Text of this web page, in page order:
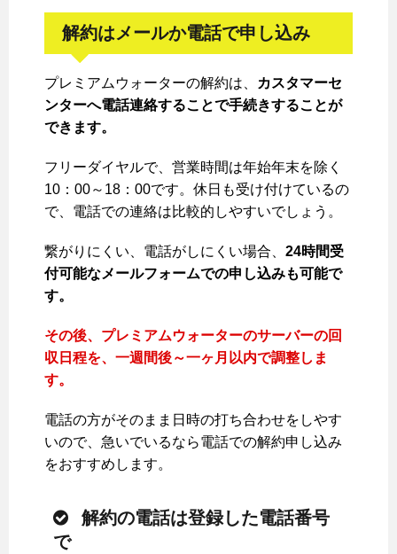
解約はメールか電話で申し込み
プレミアムウォーターの解約は、
カスタマーセ
ンターへ電話連絡することで手続きすることが
できます。
フリーダイヤルで、営業時間は年始年末を除く
10：00～18：00です。休日も受け付けているの
で、電話での連絡は比較的しやすいでしょう。
繋がりにくい、電話がしにくい場合、 24時間受
付可能なメールフォームでの申し込みも可能で
す。
その後、プレミアムウォーターのサーバーの回
収日程を、一週間後～一ヶ月以内で調整しま
す。
電話の方がそのまま日時の打ち合わせをしやす
いので、急いでいるなら電話での解約申し込み
をおすすめします。
解約の電話は登録した電話番号
で